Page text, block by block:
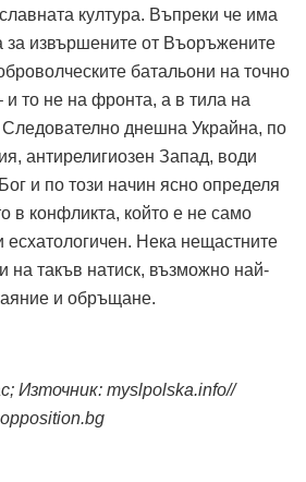
култура. Въпреки че има
за извършените от Въоръжените
батальони на точно
и то не на фронта, а в тила на
Следователно днешна Украйна, по
антирелигиозен Запад, води
и по този начин ясно определя
в конфликта, който е не само
есхатологичен. Нека нещастните
на такъв натиск, възможно най-
и обръщане.
; Източник: myslpolska.info//